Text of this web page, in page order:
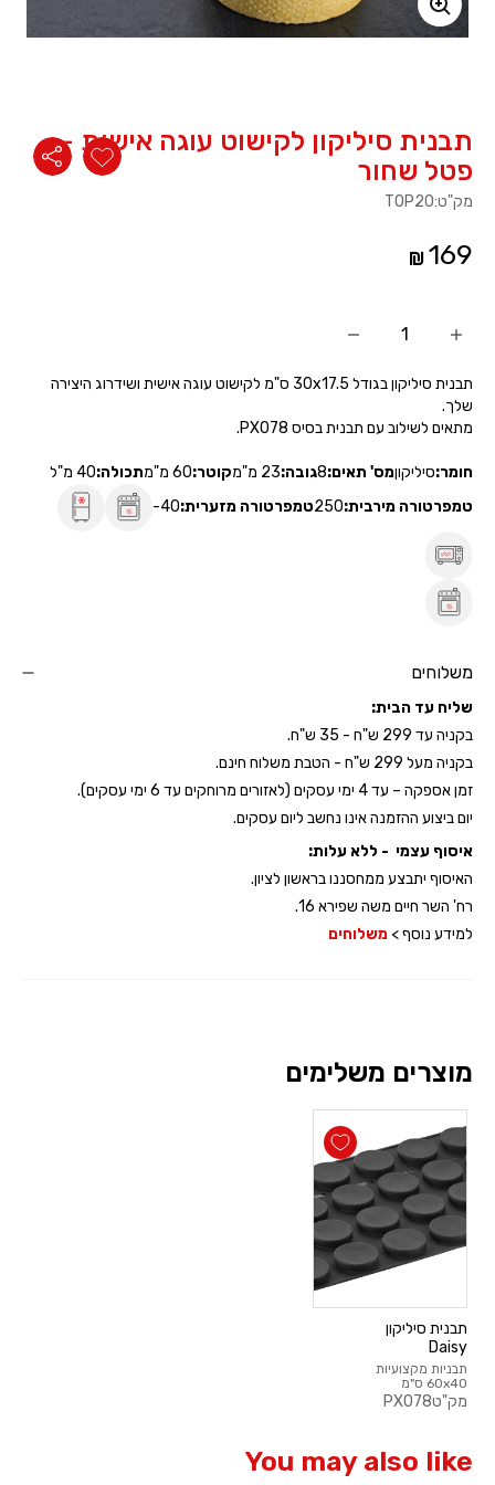
תבנית סיליקון לקישוט עוגה אישית -
פטל שחור
תבנית סיליקון בגודל 30x17.5 ס"מ לקישוט עוגה אישית ושידרוג היצירה
שלך.
מתאים לשילוב עם תבנית בסיס PX078.
מק"ט:TOP20
חומר:סיליקוןמס' תאים:8גובה:23 מ"מ קוטר:60 מ"מ תכולה:40 מ"ל
טמפרטורה מירבית:250טמפרטורה מזערית:-40
מוצר
מוצר
169
משלוחים
שליח עד הבית:
בקניה עד 299 ש"ח - 35 ש"ח.
בקניה מעל 299 ש"ח - הטבת משלוח חינם.
זמן אספקה – עד 4 ימי עסקים (לאזורים מרוחקים עד 6 ימי עסקים).
יום ביצוע ההזמנה אינו נחשב ליום עסקים.
איסוף עצמי - ללא עלות:
האיסוף יתבצע ממחסננו בראשון לציון.
רח' השר חיים משה שפירא 16.
למידע נוסף > משלוחים
מוצרים משלימים
תבנית סיליקון
Daisy
תבניות מקצועיות
60x40 ס"מ
מק"טPX078
You may also like